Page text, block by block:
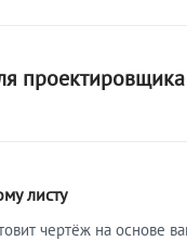
листу
чертёж на основе